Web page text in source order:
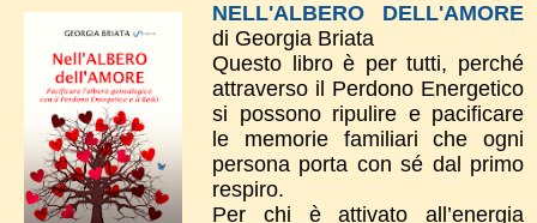
NELL'ALBERO DELL'AMORE
di Georgia Briata
Questo libro è per tutti, perché
attraverso il Perdono Energetico
si possono ripulire e pacificare
le memorie familiari che ogni
persona porta con sé dal primo
respiro.
Per chi è attivato all’energia